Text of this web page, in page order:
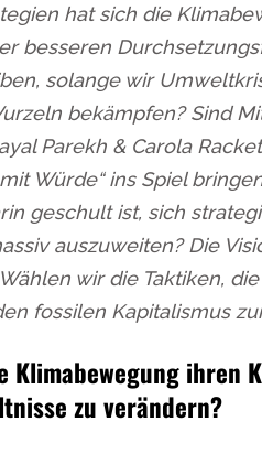
hat sich die
besseren
solange wir
bekämpfen? Sind
Parekh & Carola
Würde“ ins Spiel
geschult ist, sich
auszuweiten? Die
wir die Taktiken,
fossilen Kapitalismus
Klimabewegung ihren
zu verändern?